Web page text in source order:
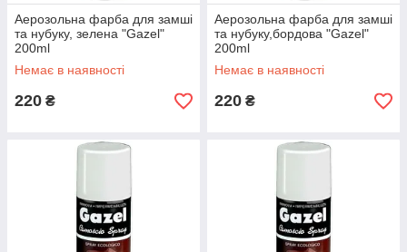
Аерозольна фарба для замші
та нубуку, зелена "Gazel"
200ml
Немає в наявності
220 ₴
Аерозольна фарба для замші
та нубуку,бордова "Gazel"
200ml
Немає в наявності
220 ₴